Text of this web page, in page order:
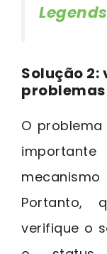
Legends
Solução 2:
O
Portanto,
verifique o